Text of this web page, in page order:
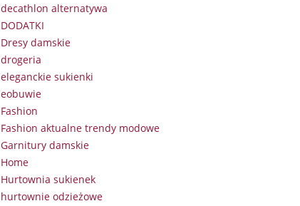
decathlon alternatywa
DODATKI
Dresy damskie
drogeria
eleganckie sukienki
eobuwie
Fashion
Fashion aktualne trendy modowe
Garnitury damskie
Home
Hurtownia sukienek
hurtownie odzieżowe